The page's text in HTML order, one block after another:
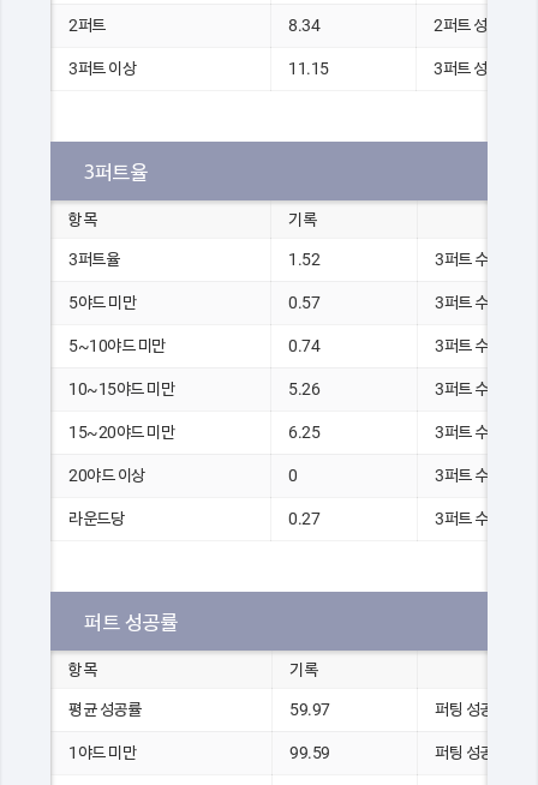
2퍼트 8.34 2퍼트 성공 거리
3퍼트 이상 11.15 3퍼트 성공 거리
3퍼트율
항목 기록
3퍼트율 1.52 3퍼트 수
5야드 미만 0.57 3퍼트 수
5~10야드 미만 0.74 3퍼트 수
10~15야드 미만 5.26 3퍼트 수
15~20야드 미만 6.25 3퍼트 수
20야드 이상 0 3퍼트 수
라운드당 0.27 3퍼트 수
퍼트 성공률
항목 기록
평균 성공률 59.97 퍼팅 성공 횟수
1야드 미만 99.59 퍼팅 성공 횟수